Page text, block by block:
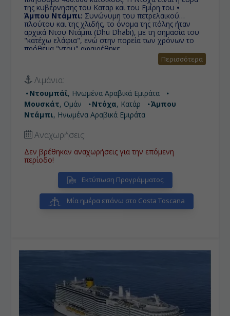
της κυβέρνησης του Καταρ και του Εμίρη του •
Άμπου Ντάμπι: Συνώνυμη του πετρελαικού
πλούτου και της χλιδής, το όνομα της πόλης ήταν
αρχικά Ντου Ντάμπι (Dhu Dhabi), με τη σημασία του
"κατέχω ελάφια", ενώ στην πορεία των χρόνων το
πρόθεμα "ντου" αφαιρέθηκε.
Περισσότερα
Λιμάνια:
Ντουμπάϊ, Ηνωμένα Αραβικά Εμιράτα
Μουσκάτ, Ομάν Ντόχα, Κατάρ
Άμπου
Ντάμπι, Ηνωμένα Αραβικά Εμιράτα
Αναχωρήσεις:
Δεν βρέθηκαν αναχωρήσεις για την επόμενη
περίοδο!
Εκτύπωση Προγράμματος
Μία ημέρα επάνω στο Costa Toscana